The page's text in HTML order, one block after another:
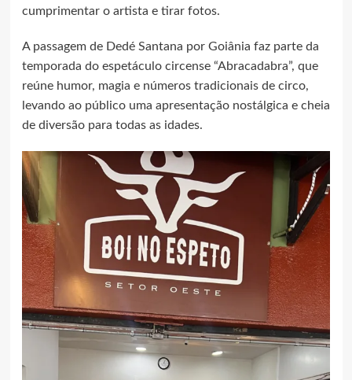
cumprimentar o artista e tirar fotos.
A passagem de Dedé Santana por Goiânia faz parte da
temporada do espetáculo circense “Abracadabra”, que
reúne humor, magia e números tradicionais de circo,
levando ao público uma apresentação nostálgica e cheia
de diversão para todas as idades.